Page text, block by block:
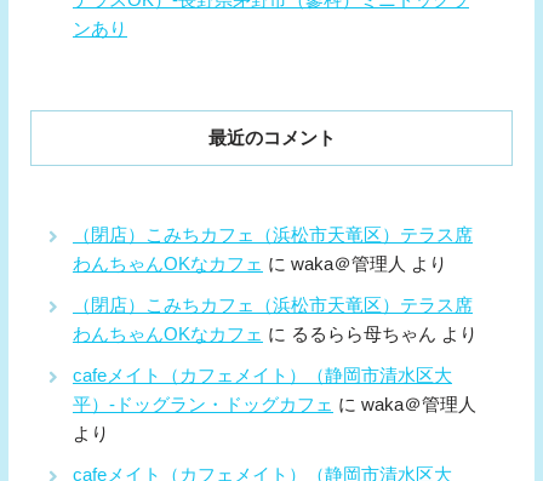
ンあり
最近のコメント
（閉店）こみちカフェ（浜松市天竜区）テラス席
わんちゃんOKなカフェ に waka＠管理人 より
（閉店）こみちカフェ（浜松市天竜区）テラス席
わんちゃんOKなカフェ に るるらら母ちゃん より
cafeメイト（カフェメイト）（静岡市清水区大
平）-ドッグラン・ドッグカフェ に waka＠管理人
より
cafeメイト（カフェメイト）（静岡市清水区大